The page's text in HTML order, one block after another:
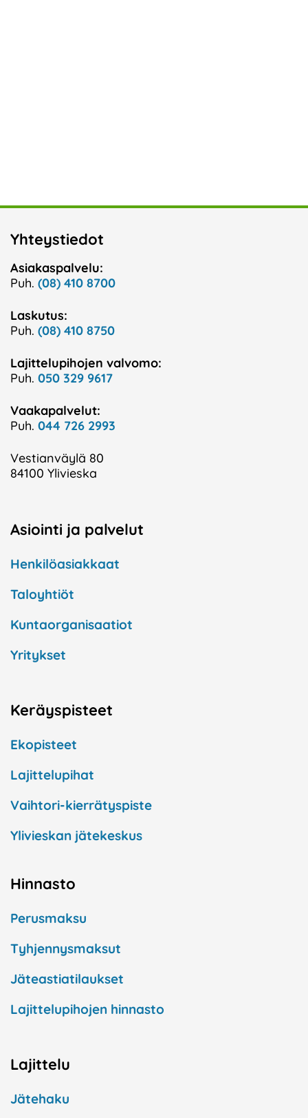
Yhteystiedot
Asiakaspalvelu:
Puh. (08) 410 8700
Laskutus:
Puh. (08) 410 8750
Lajittelupihojen valvomo:
Puh. 050 329 9617
Vaakapalvelut:
Puh. 044 726 2993
Vestianväylä 80
84100 Ylivieska
Asiointi ja palvelut
Henkilöasiakkaat
Taloyhtiöt
Kuntaorganisaatiot
Yritykset
Keräyspisteet
Ekopisteet
Lajittelupihat
Vaihtori-kierrätyspiste
Ylivieskan jätekeskus
Hinnasto
Perusmaksu
Tyhjennysmaksut
Jäteastiatilaukset
Lajittelupihojen hinnasto
Lajittelu
Jätehaku